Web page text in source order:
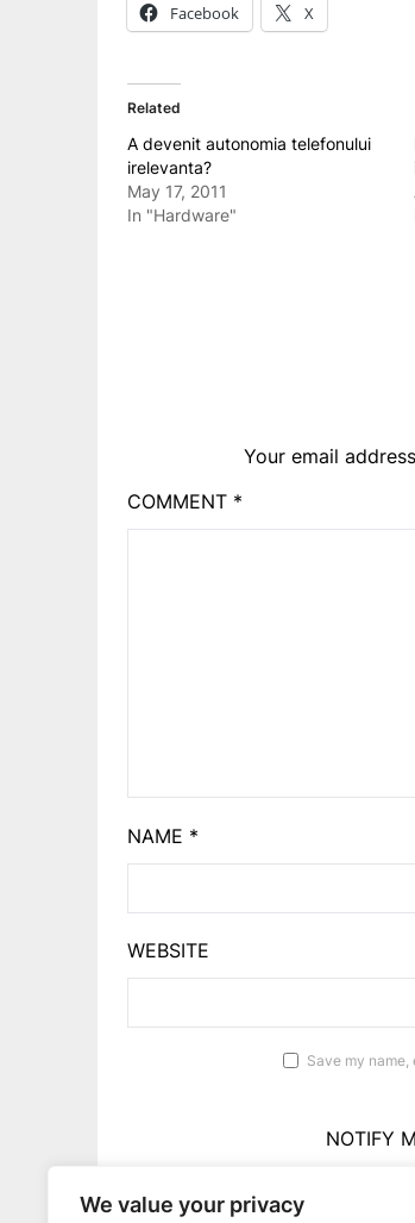
We value your privacy
Facebook X
Related
A devenit autonomia telefonului
irelevanta?
May 17, 2011
In "Hardware"
Your email
COMMENT *
NAME *
WEBSITE
Save my
NOTIFY